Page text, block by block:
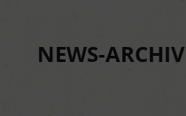
NEWS-ARCHIV